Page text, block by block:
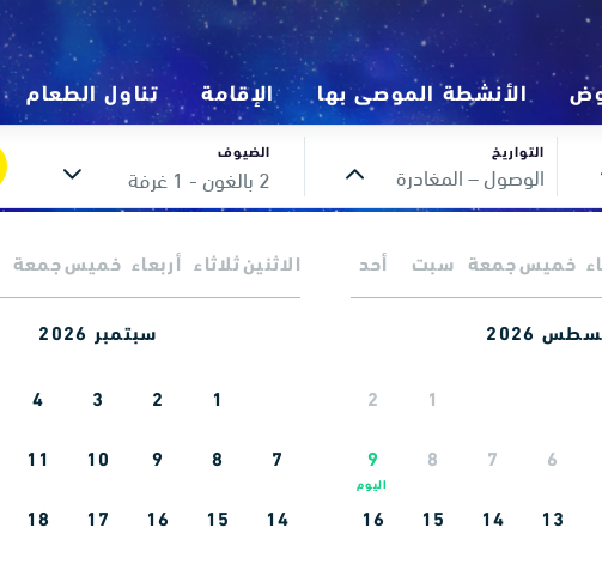
الأنشطة الموصى بها الإقامة تناول الطعام
التواريخ
الوصول – المغادرة
2026
خميسجمعة سبت أحد
1
2
6
7
8
9
13
14
15
16
سبتمبر 2026
الاثنين ثلاثاء أربعاء خميسجمعة
1
2
3
4
7
8
9
10
11
14
15
16
17
18
الضيوف
2 بالغون - 1 غرفة